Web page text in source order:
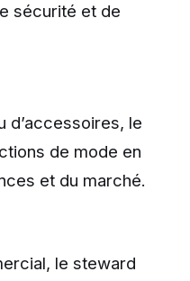
sécurité et de
d’accessoires, le
de mode en
et du marché.
le steward